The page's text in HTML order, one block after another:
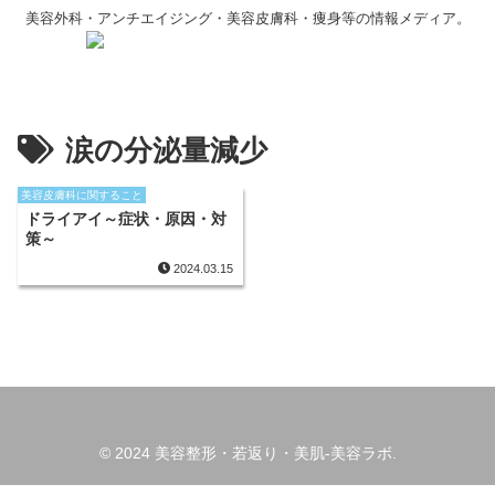
美容外科・アンチエイジング・美容皮膚科・痩身等の情報メディア。
涙の分泌量減少
美容皮膚科に関すること
ドライアイ～症状・原因・対
策～
2024.03.15
© 2024 美容整形・若返り・美肌-美容ラボ.